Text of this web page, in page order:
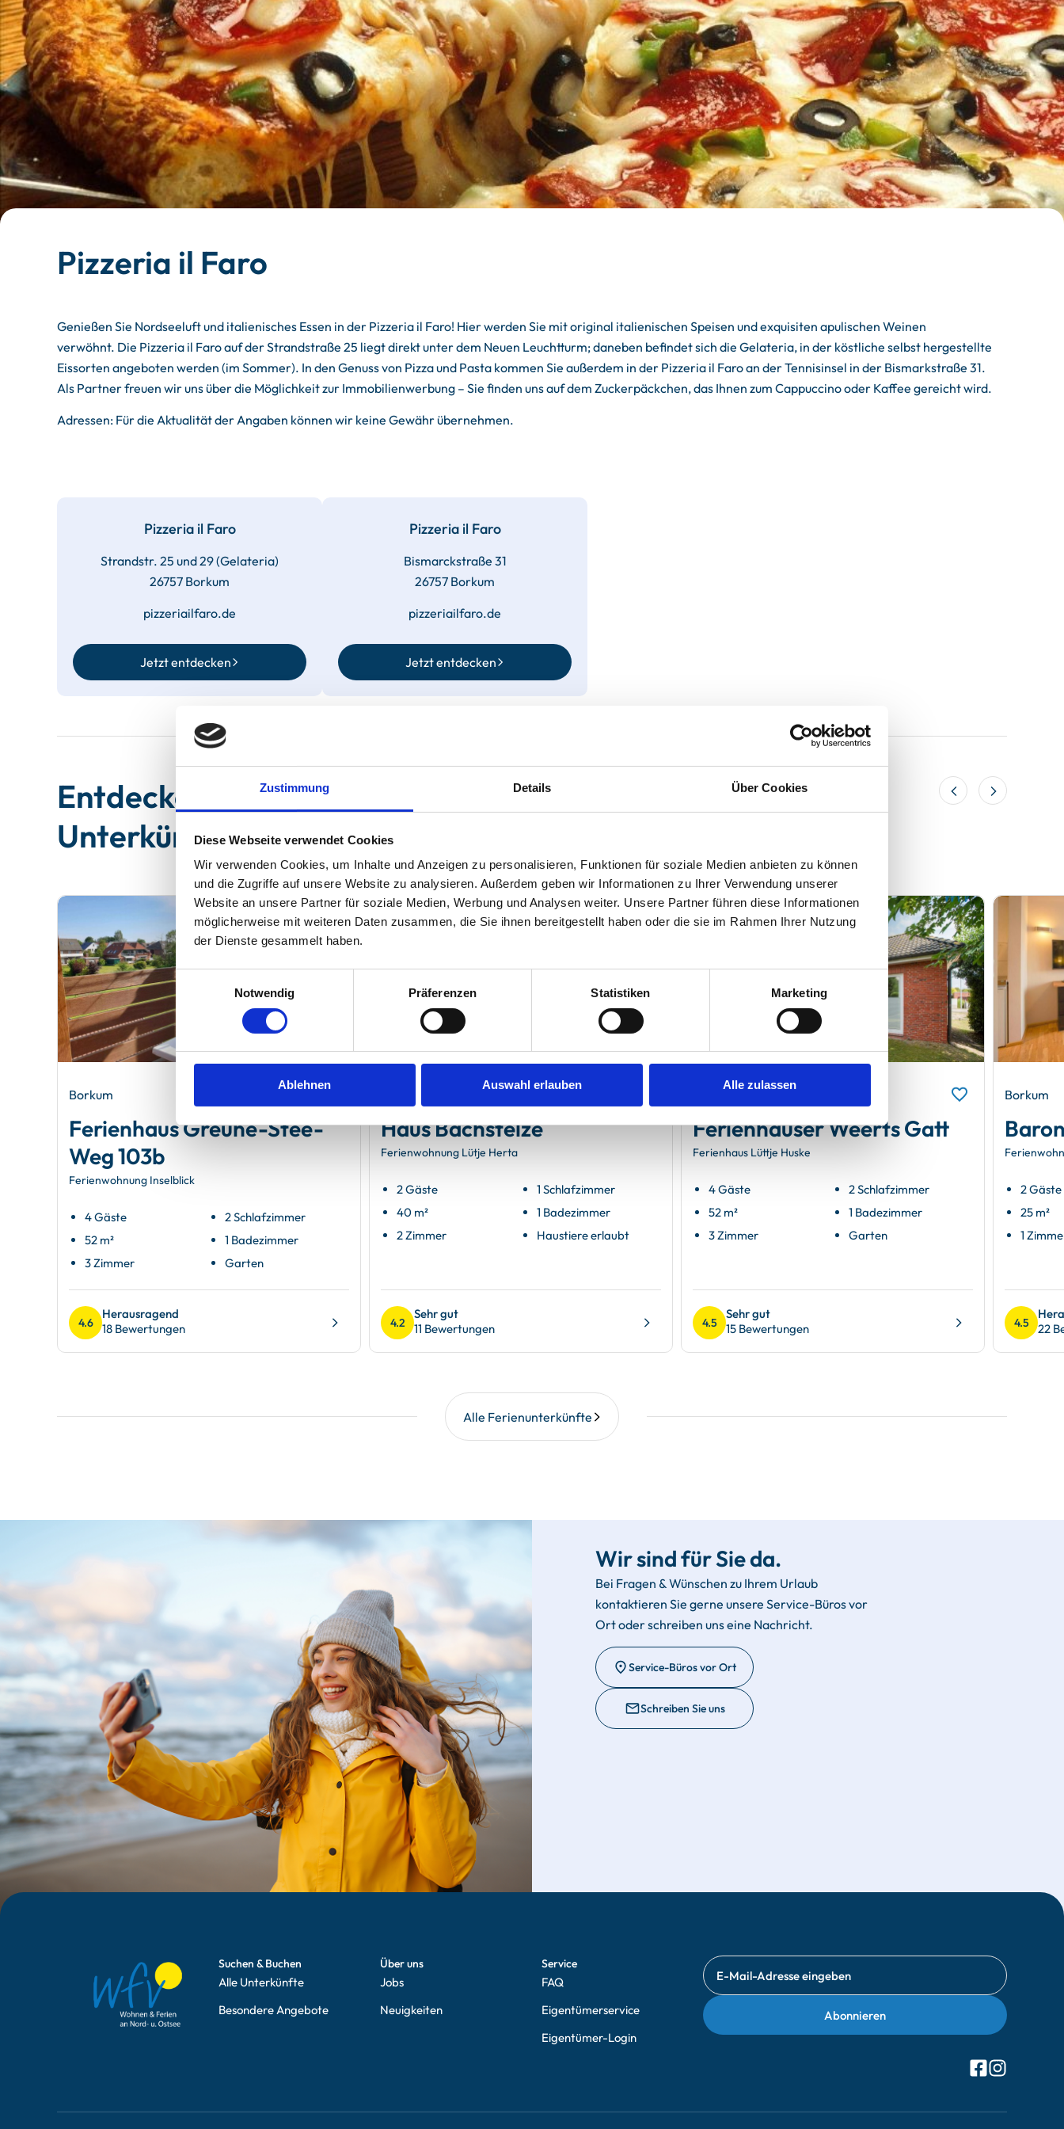
Zustimmung Details Über Cookies
Diese Webseite verwendet Cookies
Wir verwenden Cookies, um Inhalte und Anzeigen zu personalisieren, Funktionen für soziale Medien anbieten zu können
und die Zugriffe auf unsere Website zu analysieren. Außerdem geben wir Informationen zu Ihrer Verwendung unserer
Website an unsere Partner für soziale Medien, Werbung und Analysen weiter. Unsere Partner führen diese Informationen
möglicherweise mit weiteren Daten zusammen, die Sie ihnen bereitgestellt haben oder die sie im Rahmen Ihrer Nutzung
der Dienste gesammelt haben.
Einwilligungsauswahl
Notwendig
Präferenzen Statistiken Marketing
Ablehnen Auswahl erlauben Alle zulassen
Pizzeria il Faro
Genießen Sie Nordseeluft und italienisches Essen in der Pizzeria il Faro! Hier werden Sie mit original italienischen Speisen und exquisiten apulischen Weinen
verwöhnt. Die Pizzeria il Faro auf der Strandstraße 25 liegt direkt unter dem Neuen Leuchtturm; daneben befindet sich die Gelateria, in der köstliche selbst hergestellte
Eissorten angeboten werden (im Sommer). In den Genuss von Pizza und Pasta kommen Sie außerdem in der Pizzeria il Faro an der Tennisinsel in der Bismarkstraße 31.
Als Partner freuen wir uns über die Möglichkeit zur Immobilienwerbung – Sie finden uns auf dem Zuckerpäckchen, das Ihnen zum Cappuccino oder Kaffee gereicht wird.
Adressen: Für die Aktualität der Angaben können wir keine Gewähr übernehmen.
Pizzeria il Faro
Strandstr. 25 und 29 (Gelateria)
26757 Borkum
pizzeriailfaro.de
Jetzt entdecken
Pizzeria il Faro
Bismarckstraße 31
26757 Borkum
pizzeriailfaro.de
Jetzt entdecken
Entdecken Sie unsere
Unterkünfte auf Borkum.
Borkum
Ferienhaus Greune-Stee-
Weg 103b
Ferienwohnung Inselblick
4 Gäste
52 m²
3 Zimmer
2 Schlafzimmer
1 Badezimmer
Garten
4.6
Herausragend
18 Bewertungen
Haus Bachstelze
Ferienwohnung Lütje Herta
2 Gäste
40 m²
2 Zimmer
1 Schlafzimmer
1 Badezimmer
Haustiere erlaubt
4.2
Sehr gut
11 Bewertungen
Ferienhäuser Weerts Gatt
Ferienhaus Lüttje Huske
4 Gäste
52 m²
3 Zimmer
2 Schlafzimmer
1 Badezimmer
Garten
4.5
Sehr gut
15 Bewertungen
Borkum
2 Gäste
25 m²
1
4.5
22
Alle Ferienunterkünfte
Wir sind für Sie da.
Bei Fragen & Wünschen zu Ihrem Urlaub
kontaktieren Sie gerne unsere Service-Büros vor
Ort oder schreiben uns eine Nachricht.
Service-Büros vor Ort
Schreiben Sie uns
Suchen & Buchen
Alle Unterkünfte
Besondere Angebote
Über uns
Jobs
Neuigkeiten
Service
FAQ
Eigentümerservice
Eigentümer-Login